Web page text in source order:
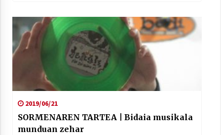
2019/06/21
SORMENAREN TARTEA | Bidaia musikala
munduan zehar